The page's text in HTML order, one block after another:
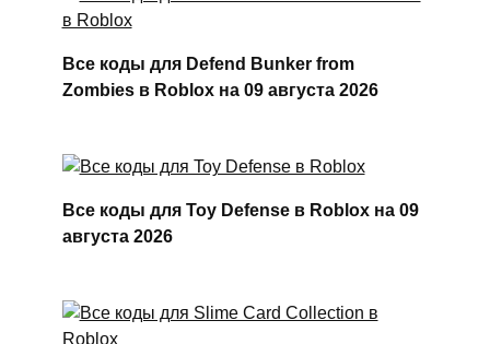
Все коды для Defend Bunker from
Zombies в Roblox на 09 августа 2026
Все коды для Toy Defense в Roblox на 09
августа 2026